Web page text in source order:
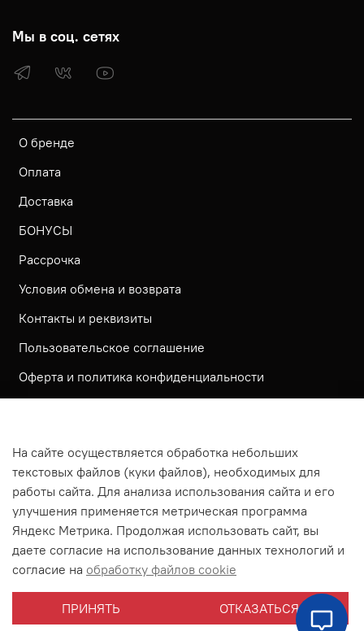
О бренде
Оплата
Доставка
БОНУСЫ
Рассрочка
Условия обмена и возврата
Контакты и реквизиты
Пользовательское соглашение
Оферта и политика конфиденциальности
Согласие посетителя сайта на обработку
персональных данных
На сайте используется метрическая система ЯНДЕКС
МЕТРИКА
На сайте применяются рекомендательные технологии
Согласие на получение рассылки рекламно-
информационных материалов
Мы в соц. сетях
На сайте осуществляется обработка небольших
текстовых файлов (куки файлов), необходимых для
работы сайта. Для анализа использования сайта и его
улучшения применяется метрическая программа
Яндекс Метрика. Продолжая использовать сайт, вы
даете согласие на использование данных технологий и
согласие на обработку файлов cookie
ПРИНЯТЬ ОТКАЗАТЬСЯ